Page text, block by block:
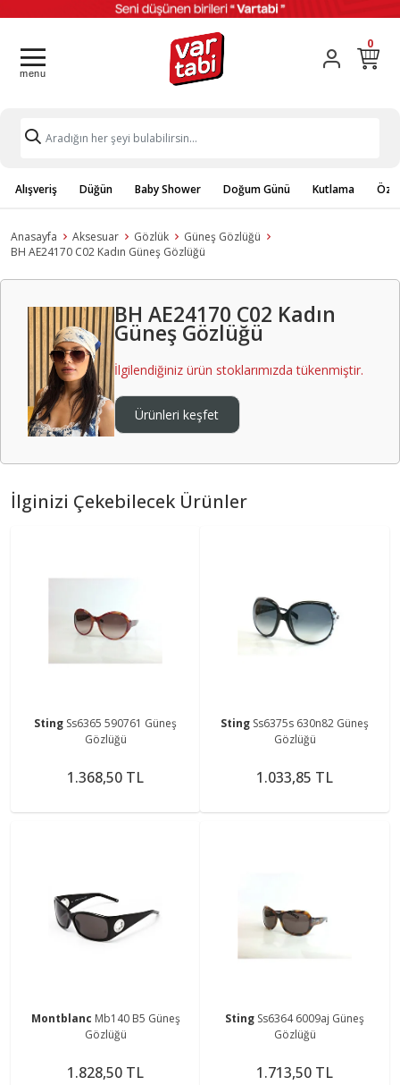
0
Alışveriş Düğün Baby Shower Doğum Günü Kutlama
Anasayfa Aksesuar Gözlük
Güneş Gözlüğü
BH AE24170 C02 Kadın Güneş Gözlüğü
BH AE24170 C02 Kadın
Güneş Gözlüğü
İlgilendiğiniz ürün stoklarımızda tükenmiştir.
Ürünleri keşfet
İlginizi Çekebilecek Ürünler
Sting Ss6365 590761 Güneş
Gözlüğü
1.368,50 TL
Sting Ss6375s 630n82 Güneş
Gözlüğü
1.033,85 TL
Montblanc Mb140 B5 Güneş
Gözlüğü
1.828,50 TL
Sting Ss6364 6009aj Güneş
Gözlüğü
1.713,50 TL